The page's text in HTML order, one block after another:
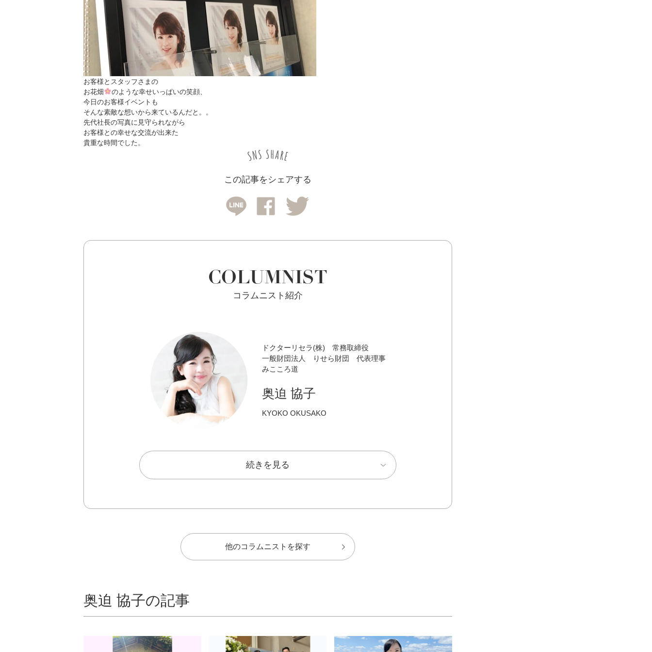
お客様とスタッフさまの
お花畑
のような幸せいっぱいの笑顔、
今日のお客様イベントも
そんな素敵な想いから来ているんだと。。
先代社長の写真に見守られながら
お客様との幸せな交流が出来た
貴重な時間でした。
この記事をシェアする
COLUMNIST
コラムニスト紹介
ドクターリセラ(株) 常務取締役
一般財団法人 りせら財団 代表理事
みこころ道
奥迫 協子
KYOKO OKUSAKO
続きを見る
他のコラムニストを探す
奥迫 協子の記事